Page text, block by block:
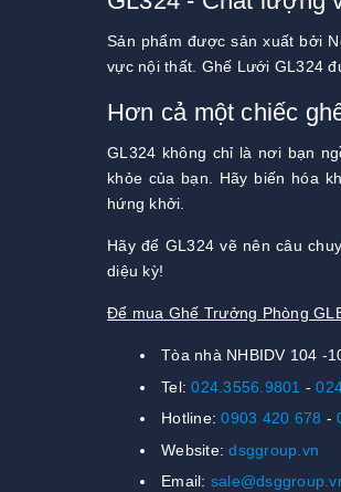
Sản phẩm được sản xuất bởi
vực nội thất. Ghế Lưới GL324
Hơn cả một chiếc
GL324 không chỉ là nơi bạn
khỏe của bạn. Hãy biến hóa
hứng khởi.
Hãy để GL324 vẽ nên câu
diệu kỳ!
Để mua Ghế Trưởng Phòng
Tòa nhà NHBIDV 104 -
Tel:024.3556.9801 -
Hotline:0903 420 678 -
Website:dsggroup.vn
Email: